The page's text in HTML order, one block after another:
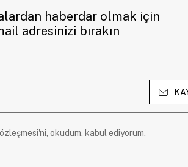
haberdar olmak için
adresinizi bırakın
okudum, kabul ediyorum.